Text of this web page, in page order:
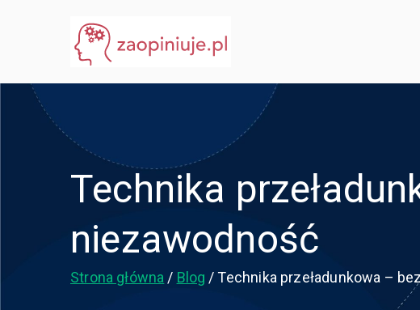
Technika
niezawodność
Strona główna Blog Technika przeładunkowa –